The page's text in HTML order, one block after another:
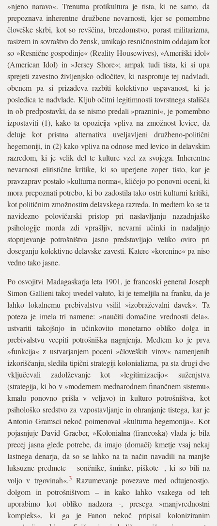
»njeno naravo«. Trenutna protikultura je tista, ki ne samo, da
prepoznava inherentne družbene nevarnosti, kjer se pomembne
človeške skrbi, kot so revščina, brezdomstvo, porast militarizma,
rasizem in sovraštvo do žensk, umikajo resničnostnim oddajam kot
so »Resnične gospodinje« (Reality Housewives), »Ameriški idol«
(American Idol) in »Jersey Shore«; ampak tudi tista, ki si upa
sprejeti zavestno življenjsko odločitev, ki nasprotuje tej nadvladi,
obenem pa si prizadeva razbiti kolektivno uspavanost, ki je
posledica te nadvlade. Kljub očitni legitimnosti tovrstnega stališča
in ob predpostavki, da se nismo predali »praznini«, je pomembno
izpostaviti (1), kako ta opozicija vpliva na zmožnost levice, da
deluje kot pristna alternativa uveljavljeni družbeno-politični
hegemoniji, in (2) kako vpliva na odnose med levico in delavskim
razredom, ki je velik del te kulture vzel za svojega. Inherentne
nevarnosti elitistične kritike, ki so uperjene zoper tisto, kar je
pravzaprav postalo »kulturna norma«, kličejo po ponovni oceni, ki
mora prepoznati potrebo, ki bo zadostila tako ostri kulturni kritiki,
kot političnim zmožnostim delavskega razreda. In medtem ko se ta
navidezno polovičarski pristop pri naslavljanju nazadnjaške
psihologije morda zdi vprašljiv, nevarni učinki in nadaljnjo
stopnjevanje potrošništva jasno predstavljajo veliko oviro pri
doseganju kolektivne delavske zavesti. Katere »korenine« pa niso
vedno tako jasne.
Po osvojitvi Madagaskarja leta 1901, je francoski general Joseph
Simon Gallieni takoj uvedel valuto, ki je temeljila na franku, da je
lahko lokalnemu prebivalstvu vsilil »izobraževalni davek«. Ta
poteza je imela tri namene: »naučiti domačine vrednosti dela«,
ustvariti takojšnjo in učinkovito monetarno obliko dolga in
prebivalstvu vcepiti potrošniška nagnjenja. Medtem ko je prva
»funkcija« z ustvarjanjem poceni »človeških virov« namenjenih
izkoriščanju, sledila tipični strategiji kolonializma, pa sta drugi dve
vključevali zadolževanje kot »legitimizacijo« suženjstva
(strategija, ki bo v »modernem mednarodnem finančnem sistemu«
kmalu ponovno prišla v veljavo) in kulturo potrošništva, kot
psihološko sredstvo za vzpostavljanje in ohranjanje tistega, kar je
Antonio Gramsci nekoč poimenoval »kulturna hegemonija«. Kot
pojasnjuje David Graeber, »Kolonialna (francoska) vlada je bila
precej jasna glede potrebe, da imajo (domači) kmetje vsaj nekaj
lastnega denarja, da so se lahko na ta način navadili na manjše
luksuzne predmete – sončnike, šminke, piškote -, ki so bili na
voljo v trgovinah«.3 Razumevanje povezave med odtujenostjo,
dolgom in potrošništvom – in kako lahko vsakega od teh
uporabimo kot obliko nadzora -, presega »manjvrednostni
kompleks«, ki ga je Fanon nekoč pripisal koloniziranim